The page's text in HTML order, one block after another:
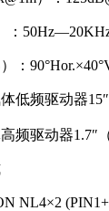
：
：
低频驱动器15″
器1.7″（
NL4×2